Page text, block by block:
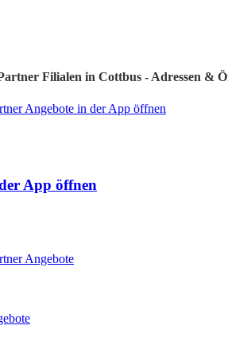
Filialen in Cottbus - Adressen &
Angebote in der App öffnen
App öffnen
Angebote